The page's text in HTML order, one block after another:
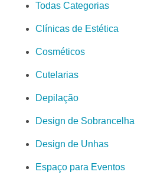
Todas Categorias
Clínicas de Estética
Cosméticos
Cutelarias
Depilação
Design de Sobrancelha
Design de Unhas
Espaço para Eventos